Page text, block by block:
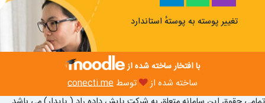
تغییر پوسته به پوستهٔ استاندارد
با افتخار ساخته شده از
ساخته شده از
توسط conecti.me